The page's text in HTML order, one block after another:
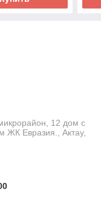
12 дом с
ЖК Евразия., Актау,